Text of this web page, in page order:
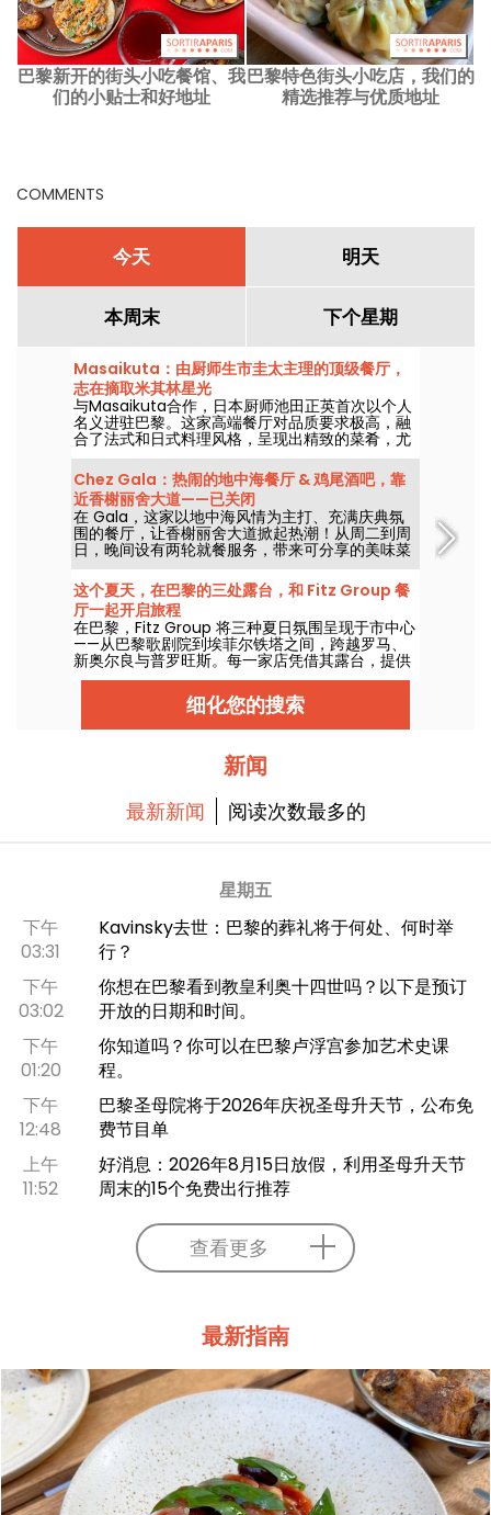
巴黎新开的街头小吃餐馆、我
们的小贴士和好地址
巴黎特色街头小吃店，我们的
精选推荐与优质地址
COMMENTS
今天 明天
本周末 下个星期
Masaikuta：由厨师生市圭太主理的顶级餐厅，
志在摘取米其林星光
与Masaikuta合作，日本厨师池田正英首次以个人
名义进驻巴黎。这家高端餐厅对品质要求极高，融
合了法式和日式料理风格，呈现出精致的菜肴，尤
其偏爱海鲜新鲜食材，展现出对海产的深厚热爱。
Chez Gala：热闹的地中海餐厅 & 鸡尾酒吧，靠
近香榭丽舍大道——已关闭
在 Gala，这家以地中海风情为主打、充满庆典氛
围的餐厅，让香榭丽舍大道掀起热潮！从周二到周
日，晚间设有两轮就餐服务，带来可分享的美味菜
肴，琴声与人声伴随其后，是一场接着一场的狂热
DJ表演。正式永久关闭。
这个夏天，在巴黎的三处露台，和 Fitz Group 餐
厅一起开启旅程
在巴黎，Fitz Group 将三种夏日氛围呈现于市中心
——从巴黎歌剧院到埃菲尔铁塔之间，跨越罗马、
新奥尔良与普罗旺斯。每一家店凭借其露台，提供
一个完整的驻足体验，无需离开首都。
细化您的搜索
新闻
最新新闻 阅读次数最多的
星期五
下午
03:31
Kavinsky去世：巴黎的葬礼将于何处、何时举
行？
下午
03:02
你想在巴黎看到教皇利奥十四世吗？以下是预订
开放的日期和时间。
下午
01:20
你知道吗？你可以在巴黎卢浮宫参加艺术史课
程。
下午
12:48
巴黎圣母院将于2026年庆祝圣母升天节，公布免
费节目单
上午
11:52
好消息：2026年8月15日放假，利用圣母升天节
周末的15个免费出行推荐
查看更多
最新指南